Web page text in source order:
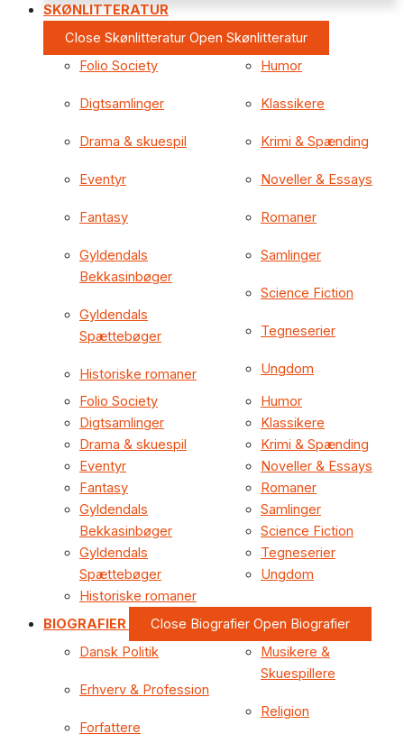
SKØNLITTERATUR
Close Skønlitteratur Open Skønlitteratur
Folio Society
Digtsamlinger
Drama & skuespil
Eventyr
Fantasy
Gyldendals
Bekkasinbøger
Gyldendals
Spættebøger
Historiske romaner
Humor
Klassikere
Krimi & Spænding
Noveller & Essays
Romaner
Samlinger
Science Fiction
Tegneserier
Ungdom
Folio Society
Digtsamlinger
Drama & skuespil
Eventyr
Fantasy
Gyldendals
Bekkasinbøger
Gyldendals
Spættebøger
Historiske romaner
Humor
Klassikere
Krimi & Spænding
Noveller & Essays
Romaner
Samlinger
Science Fiction
Tegneserier
Ungdom
BIOGRAFIER Close Biografier Open Biografier
Dansk Politik
Erhverv & Profession
Forfattere
Musikere &
Skuespillere
Religion